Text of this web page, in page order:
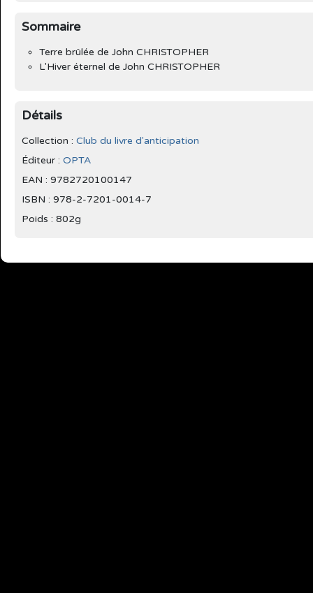
Sommaire
Terre brûlée de John CHRISTOPHER
L'Hiver éternel de John CHRISTOPHER
Détails
Collection : Club du livre d'anticipation
Éditeur : OPTA
EAN : 9782720100147
ISBN : 978-2-7201-0014-7
Poids : 802g